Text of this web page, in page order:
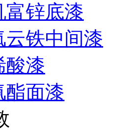
富锌底漆
云铁中间漆
酸漆
酯面漆